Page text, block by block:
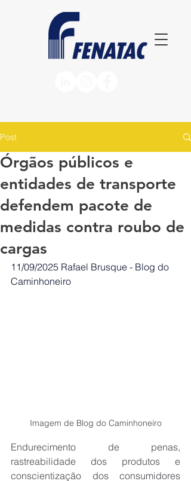
Post
Órgãos públicos e
entidades de transporte
defendem pacote de
medidas contra roubo de
cargas
11/09/2025 Rafael Brusque - Blog do
Caminhoneiro
Imagem de Blog do Caminhoneiro
Endurecimento de penas,
rastreabilidade dos produtos e
conscientização dos consumidores